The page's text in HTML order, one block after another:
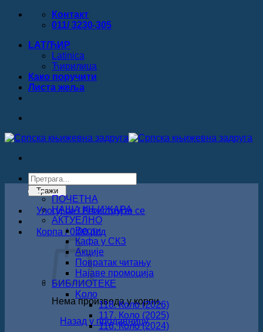
Прескочи
Контакт
011/ 3230-305
LAT/ЋИР
Latinica
Ћирилица
Како поручити
Листa жеља
Products
search
Тражи
Улогуј се / Региструјте се
Корпа /0.00рсд
Нема производа у корпи.
Назад у продавницу
ПОЧЕТНА
НАША КЊИЖАРА
АКТУЕЛНО
Вести
Кафа у СКЗ
Акције
Повратак читању
Најаве промоција
БИБЛИОТЕКЕ
Koло
118. Коло (2026)
117. Коло (2025)
116. Коло (2024)